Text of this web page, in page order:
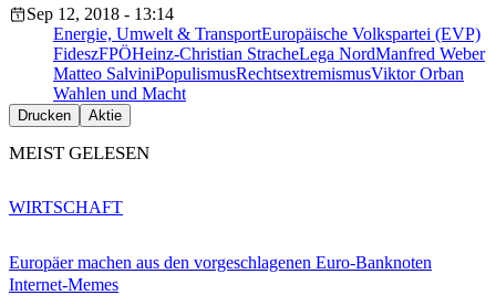
Sep 12, 2018 - 13:14
Energie, Umwelt & TransportEuropäische Volkspartei (EVP)
FideszFPÖHeinz-Christian StracheLega NordManfred Weber
Matteo SalviniPopulismusRechtsextremismusViktor Orban
Wahlen und Macht
Drucken Aktie
MEIST GELESEN
Europäer machen aus den vorgeschlagenen Euro-Banknoten
Internet-Memes
WIRTSCHAFT